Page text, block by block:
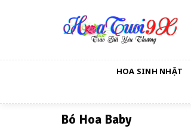
HOA SINH NHẬT
Bó Hoa Baby